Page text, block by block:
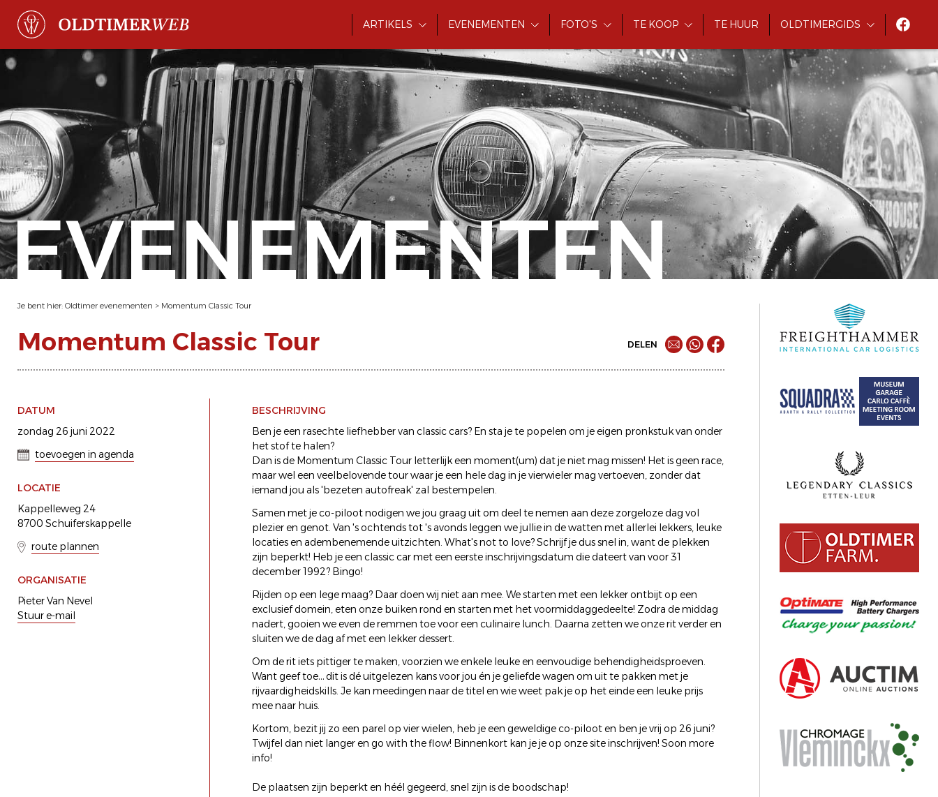
ARTIKELS EVENEMENTEN FOTO'S TE KOOP TE HUUR OLDTIMERGIDS
EVENEMENTEN
Je bent hier: Oldtimer evenementen > Momentum Classic Tour
Momentum Classic Tour DELEN
DATUM
zondag 26 juni 2022
toevoegen in agenda
LOCATIE
Kappelleweg 24
8700 Schuiferskappelle
route plannen
ORGANISATIE
Pieter Van Nevel
Stuur e-mail
BESCHRIJVING
Ben je een rasechte liefhebber van classic cars? En sta je te popelen om je eigen pronkstuk van onder
het stof te halen?
Dan is de Momentum Classic Tour letterlijk een moment(um) dat je niet mag missen! Het is geen race,
maar wel een veelbelovende tour waar je een hele dag in je vierwieler mag vertoeven, zonder dat
iemand jou als 'bezeten autofreak' zal bestempelen.
Samen met je co-piloot nodigen we jou graag uit om deel te nemen aan deze zorgeloze dag vol
plezier en genot. Van 's ochtends tot 's avonds leggen we jullie in de watten met allerlei lekkers, leuke
locaties en adembenemende uitzichten. What's not to love? Schrijf je dus snel in, want de plekken
zijn beperkt! Heb je een classic car met een eerste inschrijvingsdatum die dateert van voor 31
december 1992? Bingo!
Rijden op een lege maag? Daar doen wij niet aan mee. We starten met een lekker ontbijt op een
exclusief domein, eten onze buiken rond en starten met het voormiddaggedeelte! Zodra de middag
nadert, gooien we even de remmen toe voor een culinaire lunch. Daarna zetten we onze rit verder en
sluiten we de dag af met een lekker dessert.
Om de rit iets pittiger te maken, voorzien we enkele leuke en eenvoudige behendigheidsproeven.
Want geef toe… dit is dé uitgelezen kans voor jou én je geliefde wagen om uit te pakken met je
rijvaardigheidskills. Je kan meedingen naar de titel en wie weet pak je op het einde een leuke prijs
mee naar huis.
Kortom, bezit jij zo een parel op vier wielen, heb je een geweldige co-piloot en ben je vrij op 26 juni?
Twijfel dan niet langer en go with the flow! Binnenkort kan je je op onze site inschrijven! Soon more
info!
De plaatsen zijn beperkt en héél gegeerd, snel zijn is de boodschap!